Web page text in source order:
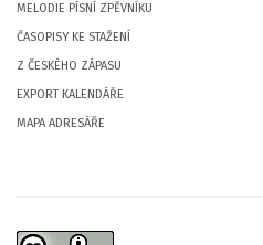
MELODIE PÍSNÍ ZPĚVNÍKU
ČASOPISY KE STAŽENÍ
Z ČESKÉHO ZÁPASU
EXPORT KALENDÁŘE
MAPA ADRESÁŘE